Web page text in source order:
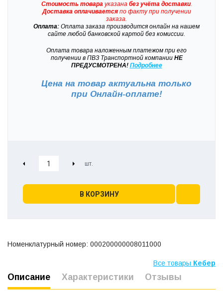
Стоимость товарауказана без учёта доставки.
Доставкаоплачиваетсяпо факту при получении
заказа.
Оплата: Оплата заказа производится онлайн на нашем
сайте любой банковской картой без комиссии.
Оплата товара наложенным платежом при его
получении в ПВЗ Транспортной компанииНЕ
ПРЕДУСМОТРЕНА! Подробнее
Цена на товар актуальна только
при Онлайн-оплате!
В КОРЗИНУ
Номенклатурный номер: 000200000008011000
Все товары Кебер
Описание Характеристики Отзывы